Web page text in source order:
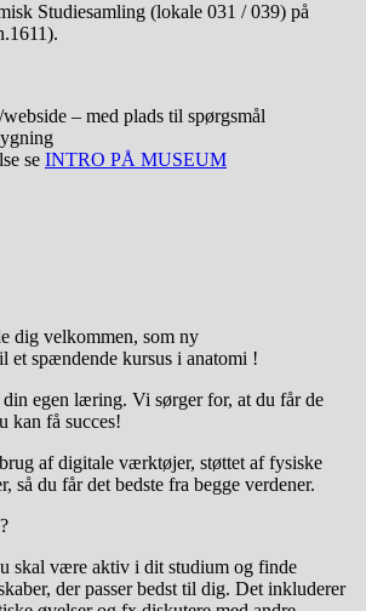
Studiesamling (lokale 031 / 039) på
– med plads til spørgsmål
se INTRO PÅ MUSEUM
dig velkommen, som ny
et spændende kursus i anatomi !
egen læring. Vi sørger for, at du får de
kan få succes!
af digitale værktøjer, støttet af fysiske
så du får det bedste fra begge verdener.
skal være aktiv i dit studium og finde
der passer bedst til dig. Det inkluderer